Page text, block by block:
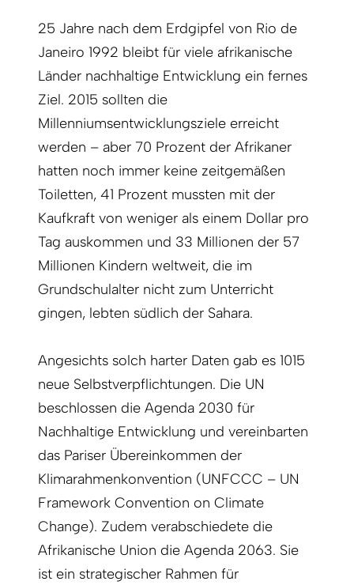
25 Jahre nach dem Erdgipfel von Rio de
Janeiro 1992 bleibt für viele afrikanische
Länder nachhaltige Entwicklung ein fernes
Ziel. 2015 sollten die
Millenniumsentwicklungsziele erreicht
werden – aber 70 Prozent der Afrikaner
hatten noch immer keine zeitgemäßen
Toiletten, 41 Prozent mussten mit der
Kaufkraft von weniger als einem Dollar pro
Tag auskommen und 33 Millionen der 57
Millionen Kindern weltweit, die im
Grundschulalter nicht zum Unterricht
gingen, lebten südlich der Sahara.
Angesichts solch harter Daten gab es 1015
neue Selbstverpflichtungen. Die UN
beschlossen die Agenda 2030 für
Nachhaltige Entwicklung und vereinbarten
das Pariser Übereinkommen der
Klimarahmenkonvention (UNFCCC – UN
Framework Convention on Climate
Change). Zudem verabschiedete die
Afrikanische Union die Agenda 2063. Sie
ist ein strategischer Rahmen für